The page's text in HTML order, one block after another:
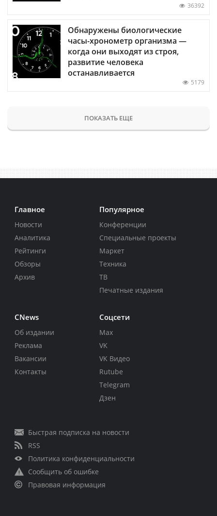
36392
Обнаружены биологические
часы-хронометр организма —
когда они выходят из строя,
развитие человека
останавливается
5179
ПОКАЗАТЬ ЕЩЕ
Главное
Новости
Аналитика
Рейтинги
Обзоры
Архив
Популярное
Конференции
Специальные проекты
Маркет
Техника
ТВ
Печатные издания
CNews
Об издании
Реклама
Вакансии
Контакты
Соцсети
Max
VK
VK Видео
Rutube
Telegram
Дзен
Быстрая подписка на новости
RSS
Политика конфиденциальности
Сообщить об ошибке
Правовая информация